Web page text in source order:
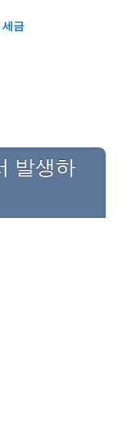
세금
발생하